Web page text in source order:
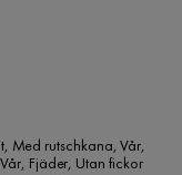
Med rutschkana, Vår,
Fjäder, Utan fickor